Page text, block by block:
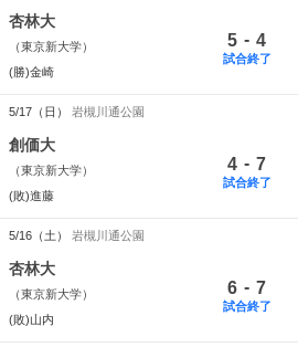
杏林大
（東京新大学）
(勝)金崎
5 - 4
試合終了
5/17（日） 岩槻川通公園
創価大
（東京新大学）
(敗)進藤
4 - 7
試合終了
5/16（土） 岩槻川通公園
杏林大
（東京新大学）
(敗)山内
6 - 7
試合終了